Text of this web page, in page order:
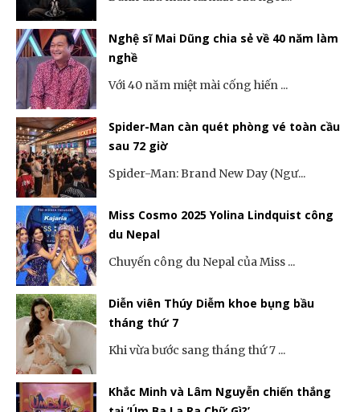
Nghệ sĩ Mai Dũng chia sẻ về 40 năm làm
nghề
Với 40 năm miệt mài cống hiến ...
Spider-Man càn quét phòng vé toàn cầu
sau 72 giờ
Spider-Man: Brand New Day (Ngư...
Miss Cosmo 2025 Yolina Lindquist công
du Nepal
Chuyến công du Nepal của Miss ...
Diễn viên Thúy Diễm khoe bụng bầu
tháng thứ 7
Khi vừa bước sang tháng thứ 7 ...
Khắc Minh và Lâm Nguyễn chiến thắng